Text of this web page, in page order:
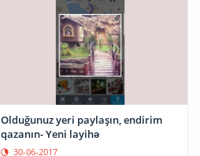
Olduğunuz yeri paylaşın, endirim
qazanın- Yeni layihə
30-06-2017